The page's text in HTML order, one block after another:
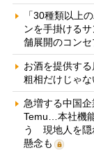
「30種類以上
ンを手掛ける
舗展開のコン
お酒を提供す
粗相だけじゃな
急増する中国企
Temu…本社機
う 現地人を隠
懸念も